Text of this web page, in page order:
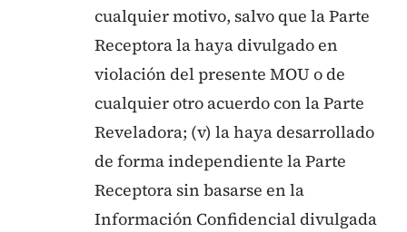
cualquier motivo, salvo que la Parte
Receptora la haya divulgado en
violación del presente MOU o de
cualquier otro acuerdo con la Parte
Reveladora; (v) la haya desarrollado
de forma independiente la Parte
Receptora sin basarse en la
Información Confidencial divulgada